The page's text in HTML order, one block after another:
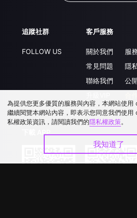
追蹤社群
FOLLOW US
客戶服務
關於我們
常見問題
聯絡我們
服
隱
公
為提供您更多優質的服務與內容，本網站使
繼續閱覽本網站內容，即表示您同意我們使
私權政策資訊，請閱讀我們的隱私權政策。
我知道了